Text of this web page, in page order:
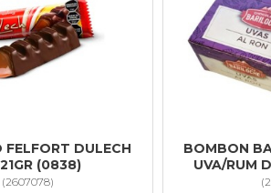
DULECH
(0838)
(2607078)
BOMBON
UVA/RUM
(